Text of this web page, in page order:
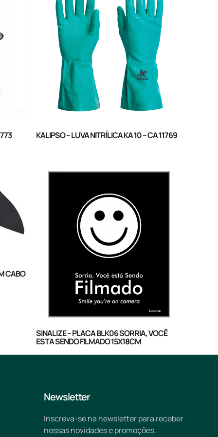
KALIPSO – LUVA NITRÍLICA KA 10 – CA 11769
CABO
SINALIZE – PLACA BLK06 SORRIA, VOCÊ
ESTA SENDO FILMADO 15X18CM
Newsletter
Inscreva-se na newsletter para receber
nossas novidades e promoções.